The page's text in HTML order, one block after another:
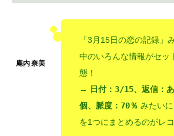
「3月15日の恋の記録」
中のいろんな情報がセッ
態！
→ 日付：3/15、返信：
個、脈度：70％ みたい
を1つにまとめるのがレ